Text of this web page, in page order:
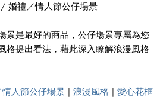
婚禮／情人節公仔場景
景是最好的商品，公仔場景專屬為您
格提出看法，藉此深入瞭解浪漫風格
情人節公仔場景 浪漫風格
愛心花框